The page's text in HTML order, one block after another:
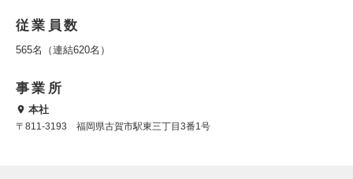
従業員数
565名（連結620名）
事業所
本社
〒811-3193 福岡県古賀市駅東三丁目3番1号